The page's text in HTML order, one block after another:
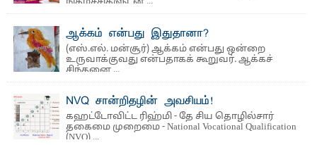
ஆக்கம் என்பது இதுதானா?
(எஸ்.எல். மன்சூர்) ஆக்கம் என்பது ஒன்றை
உருவாக்குவது என்பதாகக் கூறுவர். ஆக்கச்
சிந்தனை ...
NVQ சான்றிதழின் அவசியம்!
கஹட்டோவிட்ட ரிஹ்மி - தே சிய தொழில்சார்
தகைமை முறைமை - National Vocational Qualification
(NVQ) ...